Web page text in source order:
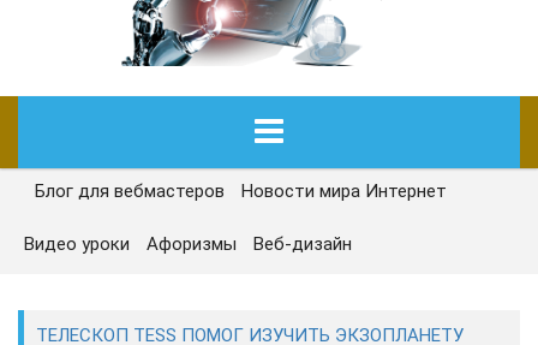
ГЛАВНАЯ
СЕГОДНЯ
Блог для вебмастеров Новости мира Интернет
Видео уроки Афоризмы Веб-дизайн
ТЕЛЕСКОП TESS ПОМОГ ИЗУЧИТЬ ЭКЗОПЛАНЕТУ